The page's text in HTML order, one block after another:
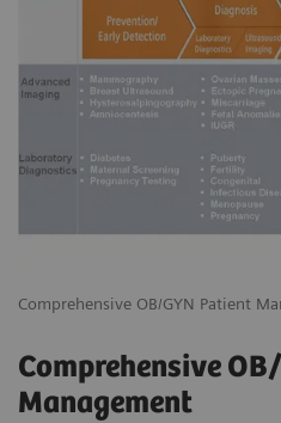
Comprehensive OB/GYN Patient
Comprehensive
Management